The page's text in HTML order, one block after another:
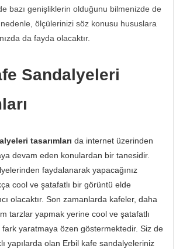
bazı genişliklerin olduğunu bilmenizde de
ölçülerinizi söz konusu hususlara
da fayda olacaktır.
Sandalyeleri
tasarımları da internet üzerinden
devam eden konulardan bir tanesidir.
faydalanarak yapacağınız
cool ve şatafatlı bir görüntü elde
olacaktır. Son zamanlarda kafeler, daha
tarzlar yapmak yerine cool ve şatafatlı
yaratmaya özen göstermektedir. Siz de
yapılarda olan Erbil kafe sandalyeleriniz